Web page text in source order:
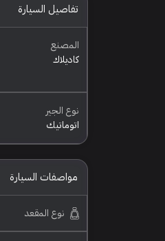
تفاصيل السيارة
المصنع
كاديلاك
نوع الجير
اتوماتيك
مواصفات السيارة
نوع المقعد